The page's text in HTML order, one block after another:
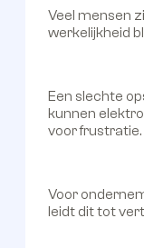
Veel mensen
werkelijkheid
Een slechte
kunnen
voor frustratie.
Voor
leidt dit tot